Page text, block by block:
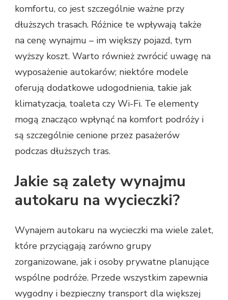
komfortu, co jest szczególnie ważne przy
dłuższych trasach. Różnice te wpływają także
na cenę wynajmu – im większy pojazd, tym
wyższy koszt. Warto również zwrócić uwagę na
wyposażenie autokarów; niektóre modele
oferują dodatkowe udogodnienia, takie jak
klimatyzacja, toaleta czy Wi-Fi. Te elementy
mogą znacząco wpłynąć na komfort podróży i
są szczególnie cenione przez pasażerów
podczas dłuższych tras.
Jakie są zalety wynajmu
autokaru na wycieczki?
Wynajem autokaru na wycieczki ma wiele zalet,
które przyciągają zarówno grupy
zorganizowane, jak i osoby prywatne planujące
wspólne podróże. Przede wszystkim zapewnia
wygodny i bezpieczny transport dla większej